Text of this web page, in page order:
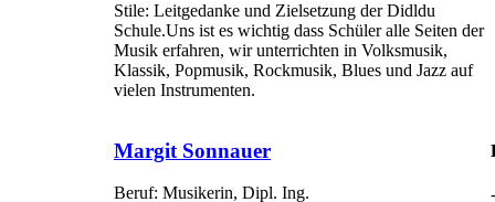
Stile: Leitgedanke und Zielsetzung der Didldu
Schule.Uns ist es wichtig dass Schüler alle Seiten der
Musik erfahren, wir unterrichten in Volksmusik,
Klassik, Popmusik, Rockmusik, Blues und Jazz auf
vielen Instrumenten.
Margit Sonnauer
Beruf: Musikerin, Dipl. Ing.